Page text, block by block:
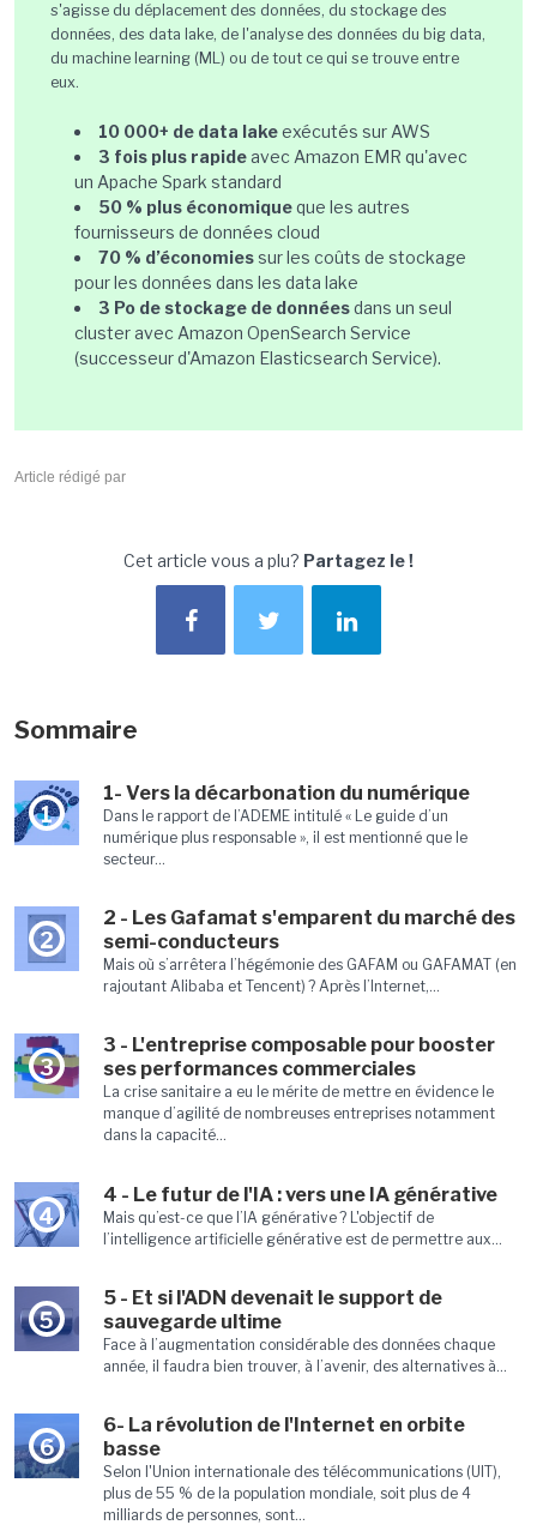
s'agisse du déplacement des données, du stockage des
données, des data lake, de l'analyse des données du big data,
du machine learning (ML) ou de tout ce qui se trouve entre
eux.
10 000+ de data lakeexécutés sur AWS
3 fois plus rapideavec Amazon EMR qu'avec
un Apache Spark standard
50 % plus économiqueque les autres
fournisseurs de données cloud
70 % d’économiessur les coûts de stockage
pour les données dans les data lake
3 Po de stockage de donnéesdans un seul
cluster avec Amazon OpenSearch Service
(successeur d'Amazon Elasticsearch Service).
Article rédigé par
Cet article vous a plu? Partagez le !
Sommaire
1
1- Vers la décarbonation du numérique
Dans le rapport de l’ADEME intitulé « Le guide d’un
numérique plus responsable », il est mentionné que le
secteur...
2
2 - Les Gafamat s'emparent du marché des
semi-conducteurs
Mais où s’arrêtera l’hégémonie des GAFAM ou GAFAMAT (en
rajoutant Alibaba et Tencent) ? Après l’Internet,...
3
3 - L'entreprise composable pour booster
ses performances commerciales
La crise sanitaire a eu le mérite de mettre en évidence le
manque d’agilité de nombreuses entreprises notamment
dans la capacité...
4
4 - Le futur de l'IA : vers une IA générative
Mais qu’est-ce que l’IA générative ? L'objectif de
l’intelligence artificielle générative est de permettre aux...
5
5 - Et si l'ADN devenait le support de
sauvegarde ultime
Face à l’augmentation considérable des données chaque
année, il faudra bien trouver, à l’avenir, des alternatives à...
6
6- La révolution de l'Internet en orbite
basse
Selon l'Union internationale des télécommunications (UIT),
plus de 55 % de la population mondiale, soit plus de 4
milliards de personnes, sont...